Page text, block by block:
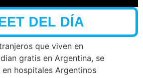
DEL DÍA
que viven en
gratis en Argentina, se
hospitales Argentinos